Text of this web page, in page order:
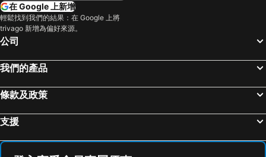
在 Google 上新增
輕鬆找到我們的結果：在 Google 上將
trivago 新增為偏好來源。
公司
我們的產品
條款及政策
支援